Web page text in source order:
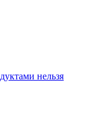
нельзя